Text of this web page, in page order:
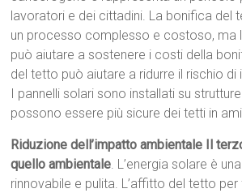
lavoratori e dei cittadini. La bonifica del
un processo complesso e costoso, ma
può aiutare a sostenere i costi della
del tetto può aiutare a ridurre il rischio di
I pannelli solari sono installati su
possono essere più sicure dei tetti in
Riduzione dell’impatto ambientale Il
quello ambientale. L’energia solare è
rinnovabile e pulita. L’affitto del tetto